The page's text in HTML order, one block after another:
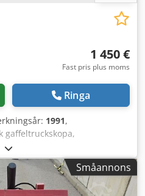
1 450 €
Fast pris plus moms
Ringa
1991,
gaffeltruckskopa,
-Gaffeltruckskopa:
600/H720 mm Dkjdpfx
-För gaffelupptagning:
-Mått: 1150/1040/H930 mm
Småannons